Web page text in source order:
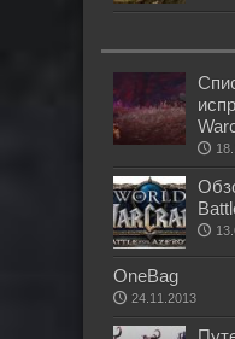
OneBag
24.11.2013